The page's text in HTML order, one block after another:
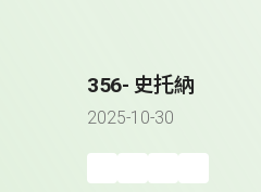
356- 史托納
2025-10-30